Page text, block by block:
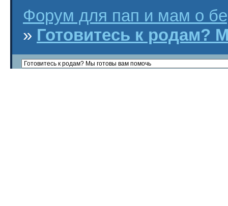
Форум для пап и мам о
» Готовитесь к родам?